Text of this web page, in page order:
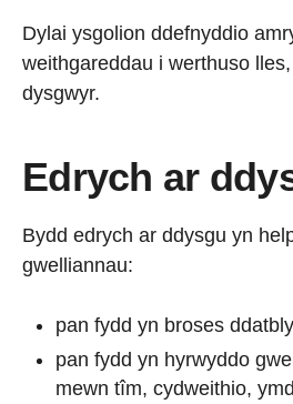
Dylai ysgolion ddefnyddio
weithgareddau i werthuso
dysgwyr.
Edrych ar
Bydd edrych ar ddysgu yn
gwelliannau:
pan fydd yn broses
pan fydd yn hyrwyddo
mewn tîm, cydweithio,